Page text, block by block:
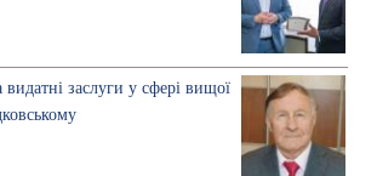
заслуги у сфері вищої